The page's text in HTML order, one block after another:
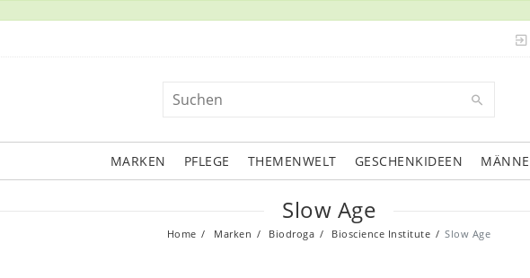
MARKEN PFLEGE THEMENWELT GESCHENKIDEEN
Slow Age
Home Marken Biodroga Bioscience Institute Slow Age